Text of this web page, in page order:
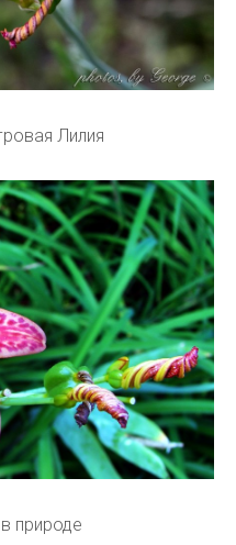
Лилия
природе